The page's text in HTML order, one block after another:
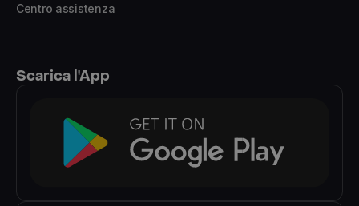
Centro assistenza
Scarica l'App